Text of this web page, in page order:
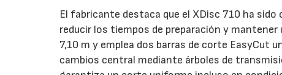
El fabricante destaca que el XDisc 710 ha
reducir los tiempos de preparación y
7,10 m y emplea dos barras de corte EasyCut
cambios central mediante árboles de